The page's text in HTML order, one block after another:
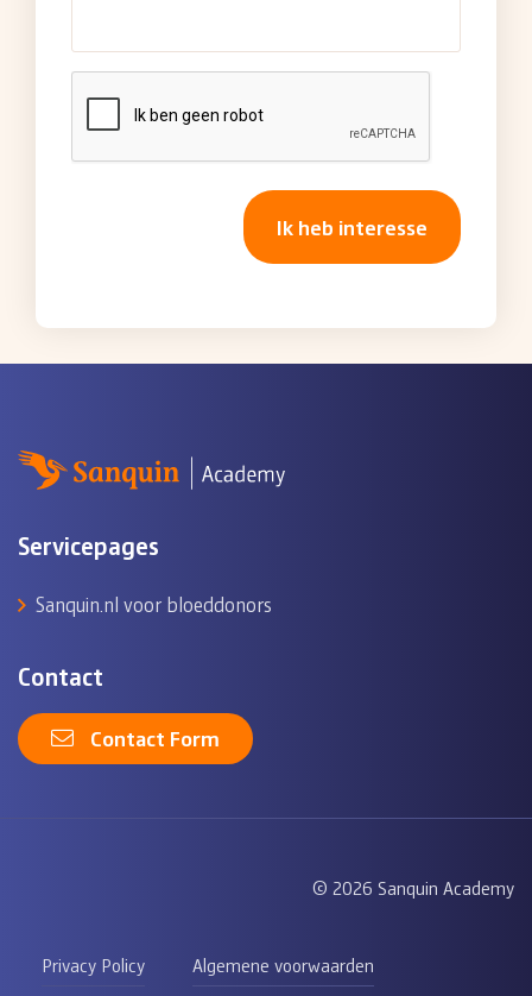
Servicepages
Sanquin.nl voor bloeddonors
Contact
Contact Form
© 2026 Sanquin Academy
Privacy Policy Algemene voorwaarden